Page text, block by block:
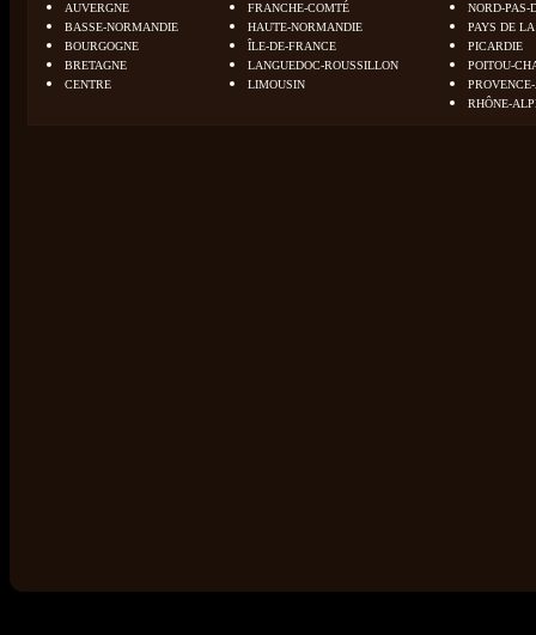
AUVERGNE
BASSE-NORMANDIE
BOURGOGNE
BRETAGNE
CENTRE
FRANCHE-COMTÉ
HAUTE-NORMANDIE
ÎLE-DE-FRANCE
LANGUEDOC-ROUSSILLON
LIMOUSIN
NORD-PAS-
PAYS DE
PICARDIE
POITOU-
RHÔNE-